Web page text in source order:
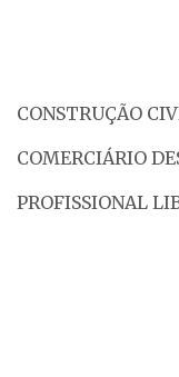
CONSTRUÇÃO
COMERCIÁRIO
PROFISSIONAL